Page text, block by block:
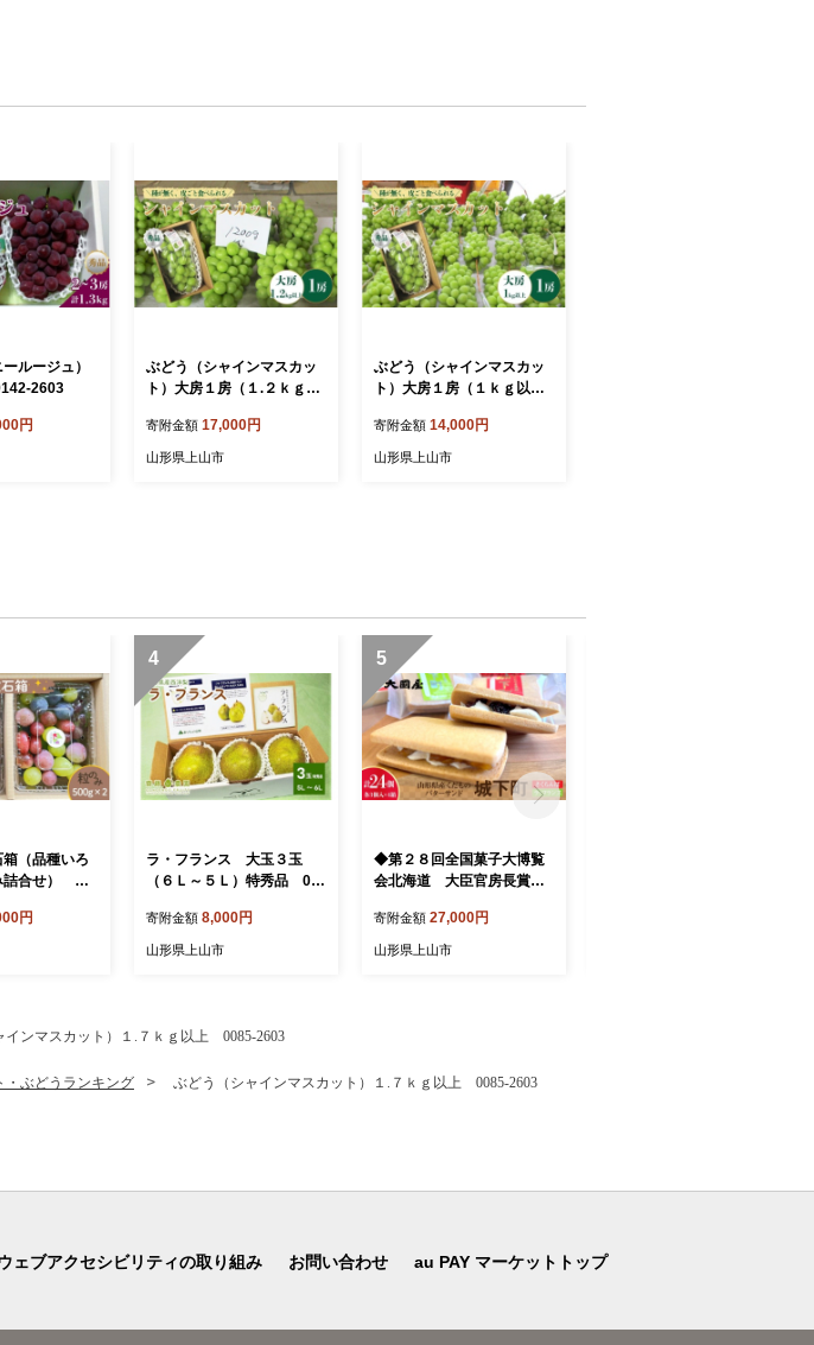
ルージュ）
2603
円
ぶどう（シャインマスカッ
ト）大房１房（１.２ｋｇ以
寄附金額 17,000円
山形県上山市
ぶどう（シャインマスカッ
ト）大房１房（１ｋｇ以
寄附金額 14,000円
山形県上山市
（品種いろ
詰合せ） ５
円
4
ラ・フランス 大玉３玉
（６Ｌ～５Ｌ）特秀品 00
寄附金額 8,000円
山形県上山市
5
◆第２８回全国菓子大博覧
会北海道 大臣官房長賞受
ターサンド「城下町」さく
らんぼ、ラ・フランス 各
寄附金額 27,000円
山形県上山市
インマスカット）１.７ｋｇ以上 0085-2603
・ぶどうランキング ぶどう（シャインマスカット）１.７ｋｇ以上 0085-2603
ェブアクセシビリティの取り組み お問い合わせ au PAY マーケットトップ